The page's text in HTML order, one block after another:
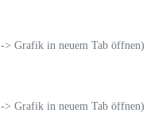
> Grafik in neuem Tab öffnen)
> Grafik in neuem Tab öffnen)